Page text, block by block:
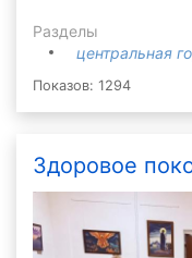
Разделы
центральная
Показов: 1294
Здоровое